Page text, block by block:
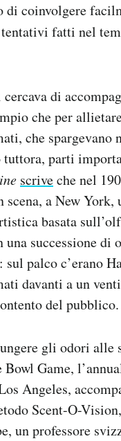
di coinvolgere
fatti nel
di
che per
che spargevano
tuttora, parti
scriveche nel
a New
basata
successione di
palco c’erano
davanti a un
del pubblico.
gli odori alle
Game,
Angeles,
Scent-O-
un professore